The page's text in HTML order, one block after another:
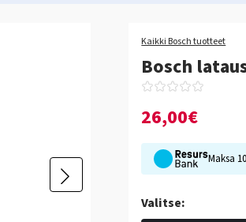
Kaikki Bosch tuotteet
Bosch
26,00€
Maksa
Valitse: